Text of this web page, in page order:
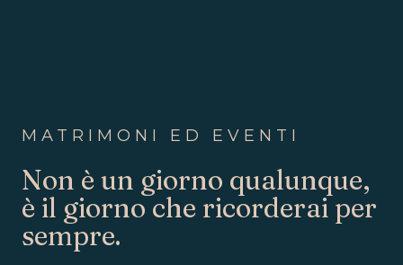
MATRIMONI ED EVENTI
Non è un giorno qualunque,
è il giorno che ricorderai per
sempre.